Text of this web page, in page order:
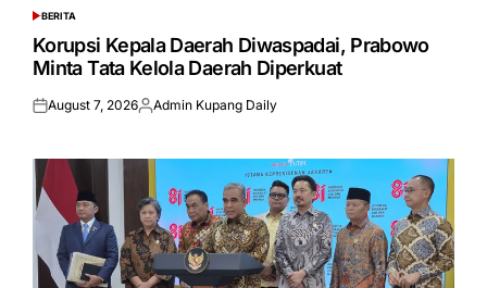
POSTED
IN
BERITA
Korupsi Kepala Daerah Diwaspadai, Prabowo
Minta Tata Kelola Daerah Diperkuat
Posted
August 7, 2026Posted
Admin Kupang Daily